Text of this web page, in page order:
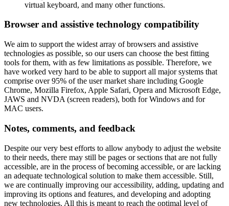
virtual keyboard, and many other functions.
Browser and assistive technology compatibility
We aim to support the widest array of browsers and assistive
technologies as possible, so our users can choose the best fitting
tools for them, with as few limitations as possible. Therefore, we
have worked very hard to be able to support all major systems that
comprise over 95% of the user market share including Google
Chrome, Mozilla Firefox, Apple Safari, Opera and Microsoft Edge,
JAWS and NVDA (screen readers), both for Windows and for
MAC users.
Notes, comments, and feedback
Despite our very best efforts to allow anybody to adjust the website
to their needs, there may still be pages or sections that are not fully
accessible, are in the process of becoming accessible, or are lacking
an adequate technological solution to make them accessible. Still,
we are continually improving our accessibility, adding, updating and
improving its options and features, and developing and adopting
new technologies. All this is meant to reach the optimal level of